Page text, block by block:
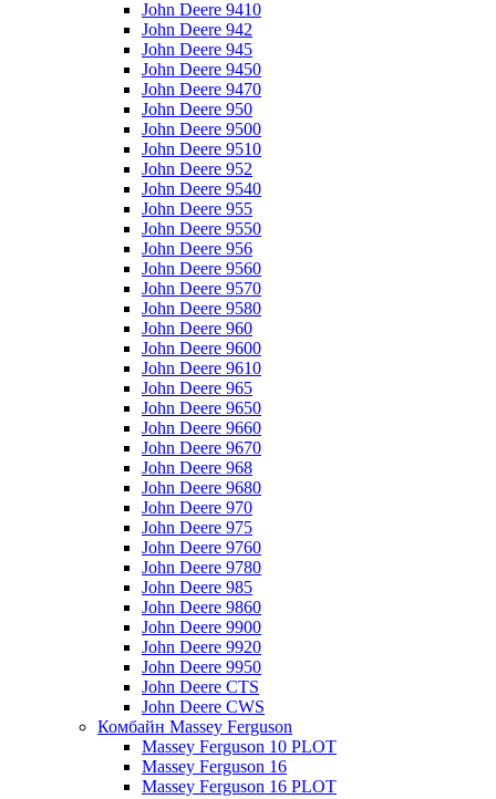
John Deere 9410
John Deere 942
John Deere 945
John Deere 9450
John Deere 9470
John Deere 950
John Deere 9500
John Deere 9510
John Deere 952
John Deere 9540
John Deere 955
John Deere 9550
John Deere 956
John Deere 9560
John Deere 9570
John Deere 9580
John Deere 960
John Deere 9600
John Deere 9610
John Deere 965
John Deere 9650
John Deere 9660
John Deere 9670
John Deere 968
John Deere 9680
John Deere 970
John Deere 975
John Deere 9760
John Deere 9780
John Deere 985
John Deere 9860
John Deere 9900
John Deere 9920
John Deere 9950
John Deere CTS
John Deere CWS
Комбайн Massey Ferguson
Massey Ferguson 10 PLOT
Massey Ferguson 16
Massey Ferguson 16 PLOT